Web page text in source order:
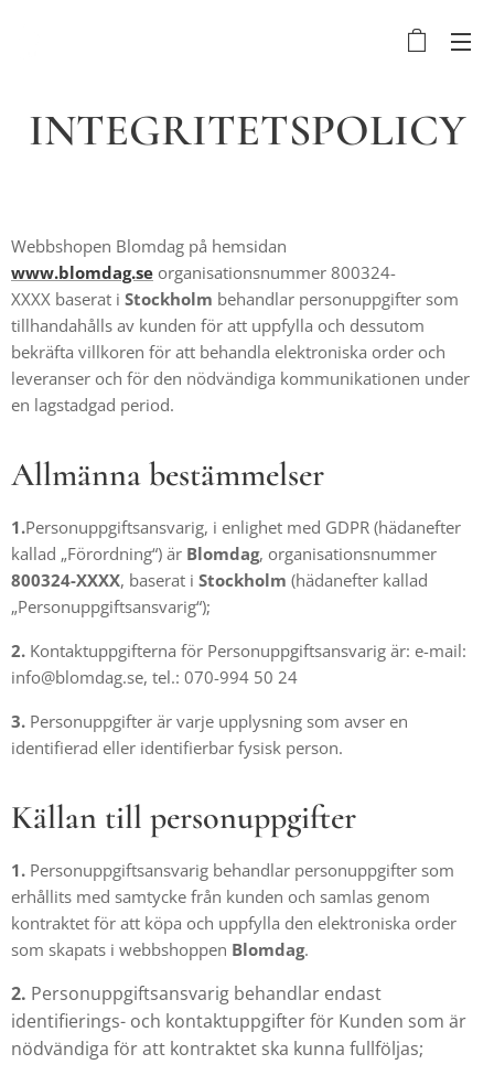
INTEGRITETSPOLICY
Webbshopen Blomdag på hemsidan
www.blomdag.se organisationsnummer 800324-
XXXX baserat i Stockholm behandlar personuppgifter som
tillhandahålls av kunden för att uppfylla och dessutom
bekräfta villkoren för att behandla elektroniska order och
leveranser och för den nödvändiga kommunikationen under
en lagstadgad period.
Allmänna bestämmelser
1.Personuppgiftsansvarig, i enlighet med GDPR (hädanefter
kallad „Förordning“) är Blomdag, organisationsnummer
800324-XXXX, baserat i Stockholm (hädanefter kallad
„Personuppgiftsansvarig“);
2. Kontaktuppgifterna för Personuppgiftsansvarig är: e-mail:
info@blomdag.se, tel.: 070-994 50 24
3. Personuppgifter är varje upplysning som avser en
identifierad eller identifierbar fysisk person.
Källan till personuppgifter
1. Personuppgiftsansvarig behandlar personuppgifter som
erhållits med samtycke från kunden och samlas genom
kontraktet för att köpa och uppfylla den elektroniska order
som skapats i webbshoppen Blomdag.
2. Personuppgiftsansvarig behandlar endast
identifierings- och kontaktuppgifter för Kunden som är
nödvändiga för att kontraktet ska kunna fullföljas;